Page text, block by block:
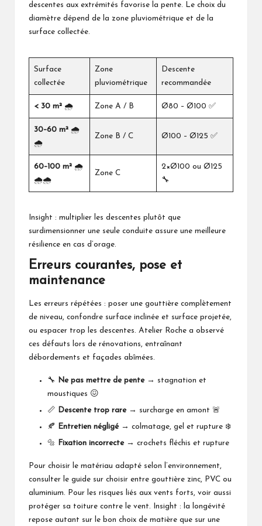
descentes aux extrémités favorise la pente. Le choix du
diamètre dépend de la zone pluviométrique et de la
surface collectée.
Surface
collectée
Zone
pluviométrique
Descente
recommandée
< 30 m² 🌧️ Zone A / B Ø80 – Ø100 ✅
30–60 m² 🌧️
🌧️
Zone B / C Ø100 – Ø125 ✅
60–100 m² 🌧️
🌧️🌧️
Zone C
2×Ø100 ou Ø125
🔧
Insight : multiplier les descentes plutôt que
surdimensionner une seule conduite assure une meilleure
résilience en cas d’orage.
Erreurs courantes, pose et
maintenance
Les erreurs répétées : poser une gouttière complètement
de niveau, confondre surface inclinée et surface projetée,
ou espacer trop les descentes. Atelier Roche a observé
ces défauts lors de rénovations, entraînant
débordements et façades abîmées.
🔧 Ne pas mettre de pente→ stagnation et
moustiques 😖
📏 Descente trop rare→ surcharge en amont 🚨
🍂 Entretien négligé→ colmatage, gel et rupture ❄️
🔩 Fixation incorrecte→ crochets fléchis et rupture
Pour choisir le matériau adapté selon l’environnement,
consulter le guide sur choisir entre gouttière zinc, PVC ou
aluminium. Pour les risques liés aux vents forts, voir aussi
protéger sa toiture contre le vent. Insight : la longévité
repose autant sur le bon choix de matière que sur une